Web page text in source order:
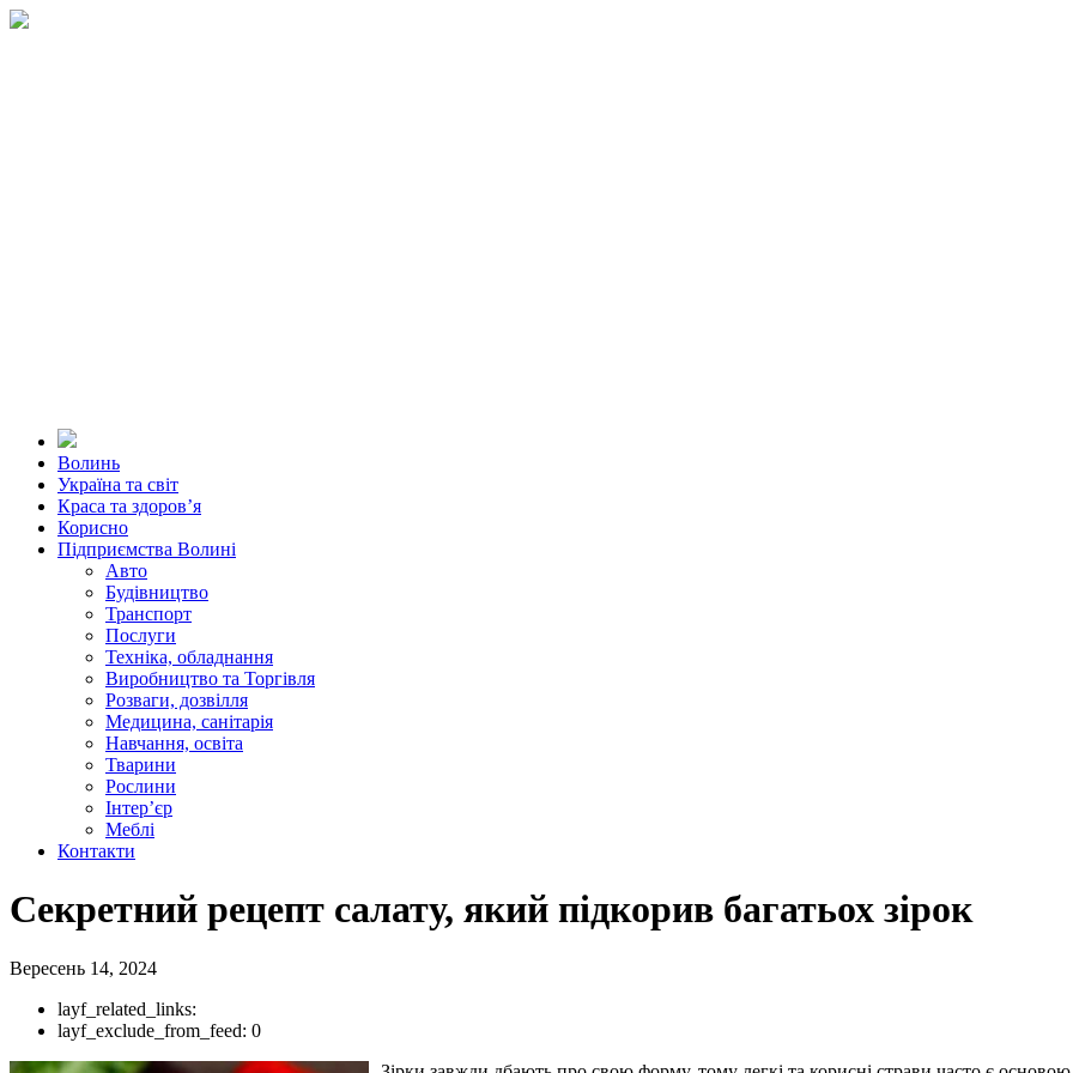
Волинь
Україна та світ
Краса та здоров’я
Корисно
Підприємства Волині
Авто
Будівництво
Транспорт
Послуги
Техніка, обладнання
Виробництво та Торгівля
Розваги, дозвілля
Медицина, санітарія
Навчання, освіта
Тварини
Рослини
Інтер’єр
Меблі
Контакти
Секретний рецепт салату, який підкорив багатьох зірок
Вересень 14, 2024
layf_related_links:
layf_exclude_from_feed: 0